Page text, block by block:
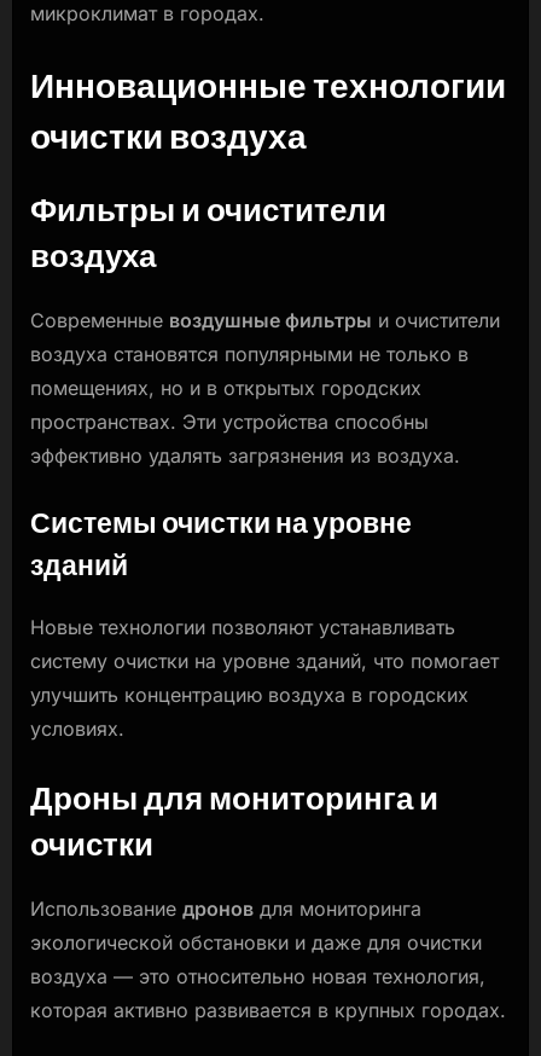
микроклимат в городах.
Инновационные технологии
очистки воздуха
Фильтры и очистители
воздуха
Современные воздушные фильтры и очистители
воздуха становятся популярными не только в
помещениях, но и в открытых городских
пространствах. Эти устройства способны
эффективно удалять загрязнения из воздуха.
Системы очистки на уровне
зданий
Новые технологии позволяют устанавливать
систему очистки на уровне зданий, что помогает
улучшить концентрацию воздуха в городских
условиях.
Дроны для мониторинга и
очистки
Использование дронов для мониторинга
экологической обстановки и даже для очистки
воздуха — это относительно новая технология,
которая активно развивается в крупных городах.